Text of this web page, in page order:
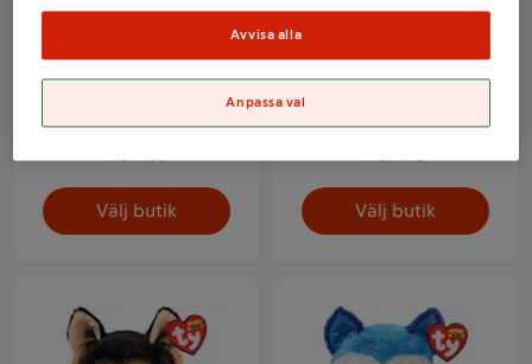
Ty Mjukisdjur Bamboo
Mer info
Välj butik
Ty Mjukisdjur Reagan
Mer info
Välj butik
Avvisa alla
Anpassa val